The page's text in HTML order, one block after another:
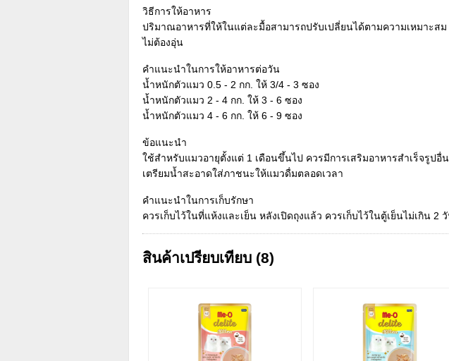
วิธีการให้อาหาร
ปริมาณอาหารที่ให้ในแต่ละมื้อสามารถปรับเปลี่ยนได้ตามความเหมาะ
ไม่ต้องอุ่น
คำแนะนำในการให้อาหารต่อวัน
น้ำหนักตัวแมว 0.5 - 2 กก. ให้ 3/4 - 3 ซอง
น้ำหนักตัวแมว 2 - 4 กก. ให้ 3 - 6 ซอง
น้ำหนักตัวแมว 4 - 6 กก. ให้ 6 - 9 ซอง
ข้อแนะนำ
ใช้สำหรับแมวอายุตั้งแต่ 1 เดือนขึ้นไป ควรมีการเสริมอาหารสำเร็จรูปอื่
เตรียมน้ำสะอาดใส่ภาชนะให้แมวดื่มตลอดเวลา
คำแนะนำในการเก็บรักษา
ควรเก็บไว้ในที่แห้งและเย็น หลังเปิดถุงแล้ว ควรเก็บไว้ในตู้เย็นไม่เกิน 2
สินค้าเปรียบเทียบ (8)